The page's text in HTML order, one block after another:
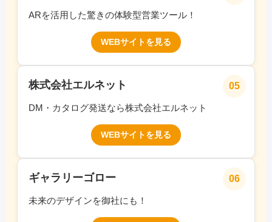
ARを活用した驚きの体験型営業ツール！
WEBサイトを見る
05
株式会社エルネット
DM・カタログ発送なら株式会社エルネット
WEBサイトを見る
06
ギャラリーゴロー
未来のデザインを御社にも！